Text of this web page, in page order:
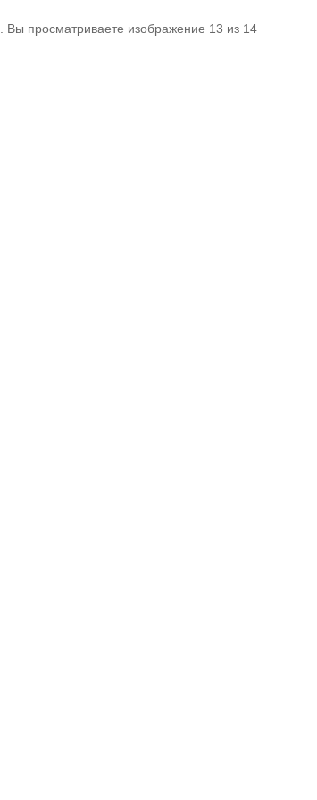
. Вы просматриваете изображение 13 из 14